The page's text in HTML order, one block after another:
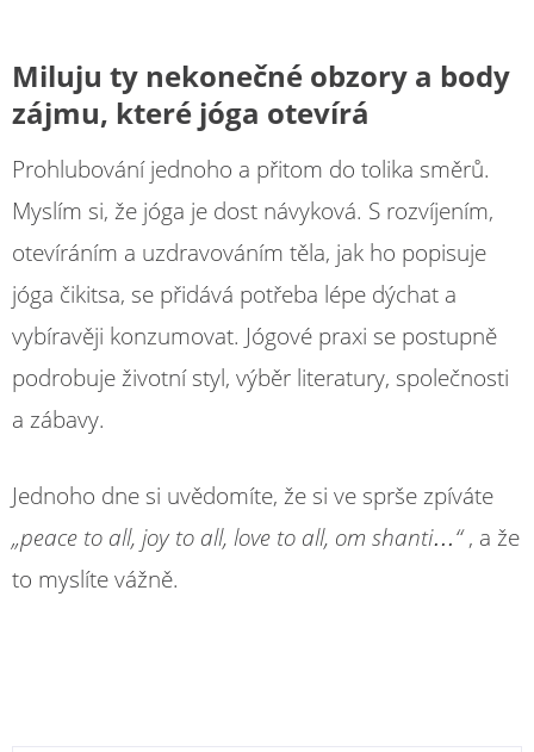
Miluju ty nekonečné obzory a body
zájmu, které jóga otevírá
Prohlubování jednoho a přitom do tolika směrů.
Myslím si, že jóga je dost návyková. S rozvíjením,
otevíráním a uzdravováním těla, jak ho popisuje
jóga čikitsa, se přidává potřeba lépe dýchat a
vybíravěji konzumovat. Jógové praxi se postupně
podrobuje životní styl, výběr literatury, společnosti
a zábavy.
Jednoho dne si uvědomíte, že si ve sprše zpíváte
„peace to all, joy to all, love to all, om shanti…“, a že
to myslíte vážně.